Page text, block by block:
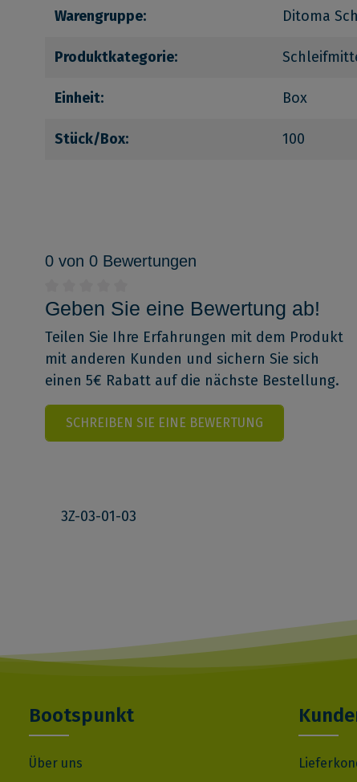
Warengruppe: Ditoma
Produktkategorie:
Einheit: Box
Stück/Box: 100
0 von 0 Bewertungen
Geben Sie eine Bewertung ab!
Teilen Sie Ihre Erfahrungen mit dem Produkt
mit anderen Kunden und sichern Sie sich
einen 5€ Rabatt auf die nächste Bestellung.
SCHREIBEN SIE EINE BEWERTUNG
3Z-03-01-03
Bootspunkt
Über uns